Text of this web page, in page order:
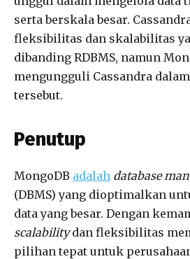
serta berskala besar.
fleksibilitas dan skalabilitas
dibanding RDBMS, namun
mengungguli Cassandra
tersebut.
Penutup
MongoDB adalah database
(DBMS) yang dioptimalkan
data yang besar. Dengan
scalabilitydan fleksibilitas
pilihan tepat untuk